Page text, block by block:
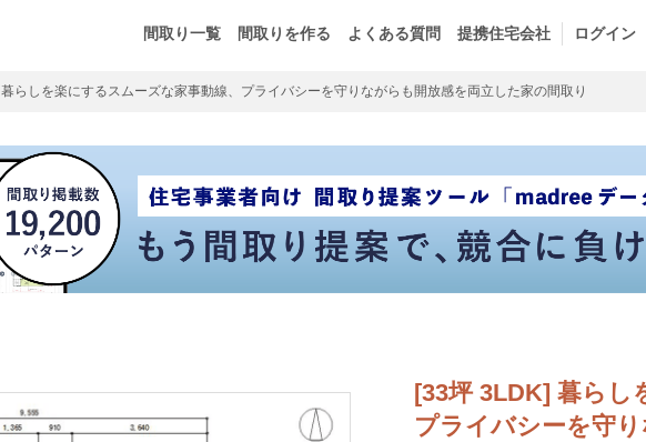
間取り一覧 間取りを作る よくある質問 提携住宅会社 ログイン
暮らしを楽にするスムーズな家事動線、プライバシーを守りながらも開放感を両立した家の間取り
[33坪 3LDK] 暮らし
プライバシーを守